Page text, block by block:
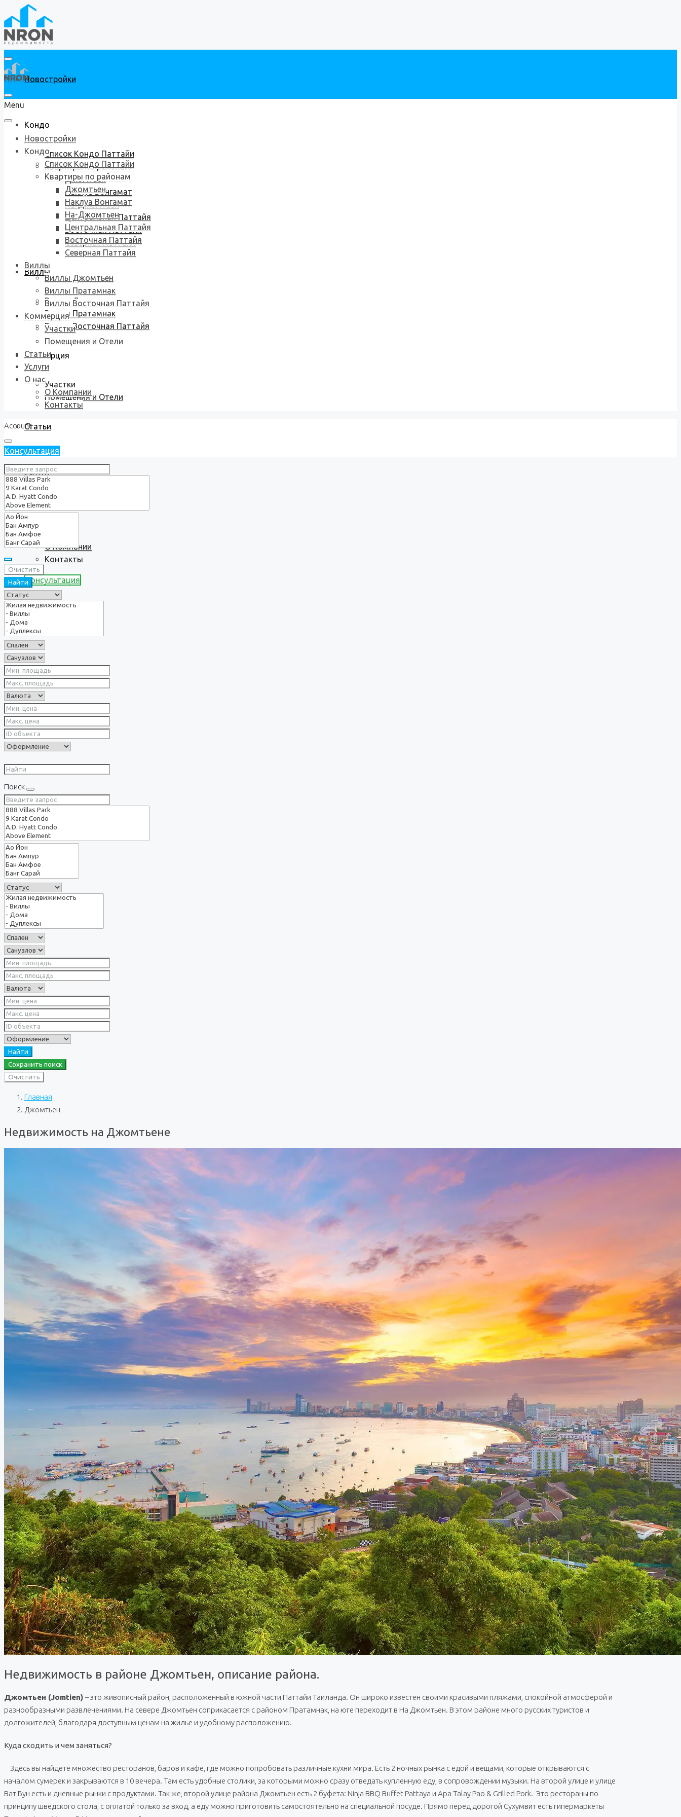
Новостройки
Кондо
Список Кондо Паттайи
Квартиры по районам
Джомтьен
Наклуа Вонгамат
На-Джомтьен
Центральная Паттайя
Восточная Паттайя
Северная Паттайя
Виллы
Виллы Джомтьен
Виллы Пратамнак
Виллы Восточная Паттайя
Коммерция
Участки
Помещения и Отели
Статьи
Услуги
О нас
О Компании
Контакты
Консультация
Menu
Новостройки
Кондо
Список Кондо Паттайи
Квартиры по районам
Джомтьен
Наклуа Вонгамат
На-Джомтьен
Центральная Паттайя
Восточная Паттайя
Северная Паттайя
Виллы
Виллы Джомтьен
Виллы Пратамнак
Виллы Восточная Паттайя
Коммерция
Участки
Помещения и Отели
Статьи
Услуги
О нас
О Компании
Контакты
Account
Консультация
Очистить
Найти
Поиск
Найти
Сохранить поиск
Очистить
Главная
Джомтьен
Недвижимость на Джомтьене
Недвижимость в районе Джомтьен, описание района.
Джомтьен (Jomtien) – это живописный район, расположенный в южной части Паттайи Таиланда. Он широко известен своими красивыми пляжами, спокойной атмосферой и
разнообразными развлечениями. На севере Джомтьен соприкасается с районом Пратамнак, на юге переходит в На Джомтьен. В этом районе много русских туристов и
долгожителей, благодаря доступным ценам на жилье и удобному расположению.
Куда сходить и чем заняться?
Здесь вы найдете множество ресторанов, баров и кафе, где можно попробовать различные кухни мира. Есть 2 ночных рынка с едой и вещами, которые открываются с
началом сумерек и закрываются в 10 вечера. Там есть удобные столики, за которыми можно сразу отведать купленную еду, в сопровождении музыки. На второй улице и улице
Ват Бун есть и дневные рынки с продуктами. Так же, второй улице района Джомтьен есть 2 буфета: Ninja BBQ Buffet Pattaya и Apa Talay Pao & Grilled Pork. Это рестораны по
принципу шведского стола, с оплатой только за вход, а еду можно приготовить самостоятельно на специальной посуде. Прямо перед дорогой Сухумвит есть гипермаркеты